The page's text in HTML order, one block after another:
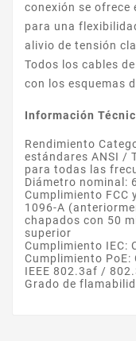
conexión se ofrece
para una
alivio de tensión
Todos los cables
con los esquemas
Información
Rendimiento
estándares ANSI /
para todas las
Diámetro nominal:
Cumplimiento FCC
1096-A
chapados con 50
superior
Cumplimiento IEC:
Cumplimiento
IEEE 802.3af /
Grado de